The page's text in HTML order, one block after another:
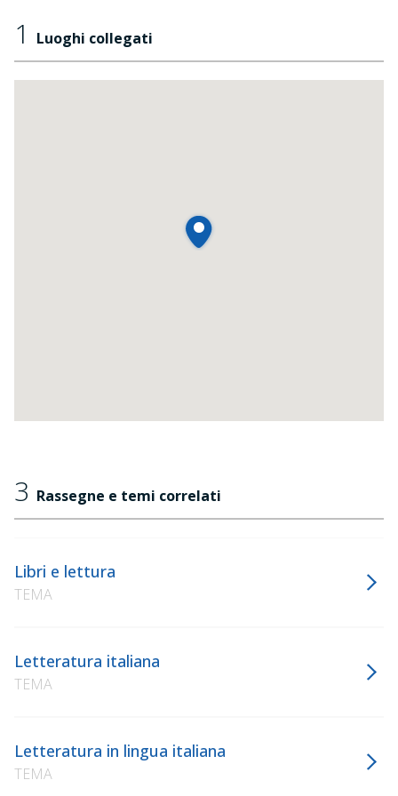
1 Luoghi collegati
3 Rassegne e temi correlati
Libri e lettura
TEMA
Letteratura italiana
TEMA
Letteratura in lingua italiana
TEMA